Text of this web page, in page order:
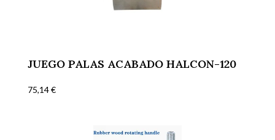
JUEGO PALAS ACABADO HALCON-120
75,14€